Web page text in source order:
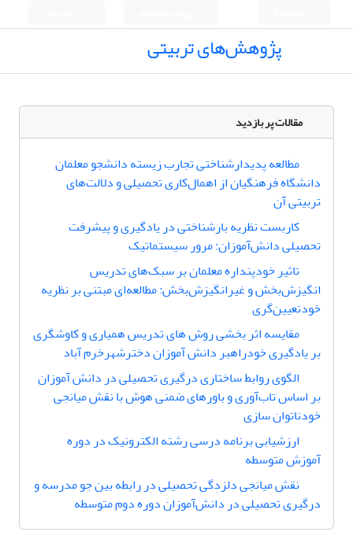
پژوهش‌های تربیتی
مقالات پر بازدید
مطالعه پدیدارشناختی تجارب زیسته دانشجو معلمان
دانشگاه فرهنگیان از اهمال‌کاری تحصیلی و دلالت‌های
تربیتی آن
کاربست نظریه بار‌شناختی در یادگیری و پیشرفت
تحصیلی دانش‌آموزان: مرور سیستماتیک
تاثیر خودپنداره معلمان بر سبک‌های تدریس
انگیزش‌بخش و غیرانگیزش‌بخش: مطالعه‌ای مبتنی بر نظریه
خودتعیین‌گری
مقایسه اثر بخشی روش های تدریس همیاری و کاوشگری
بر یادگیری خودراهبر دانش آموزان دخترشهرخرم آباد
الگوی روابط ساختاری درگیری تحصیلی در دانش آموزان
بر اساس تاب‌آوری و باورهای ضمنی هوش با نقش میانجی
خودناتوان سازی
ارزشیابی برنامه‌ درسی رشته الکترونیک در دوره
آموزش متوسطه
نقش میانجی دلزدگی تحصیلی در رابطه بین جو مدرسه و
درگیری تحصیلی در دانش‌آموزان دوره دوم متوسطه